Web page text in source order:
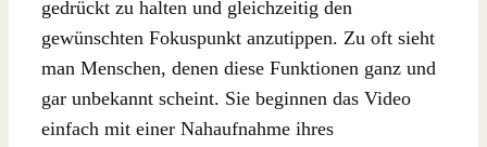
gedrückt zu halten und gleichzeitig den
gewünschten Fokuspunkt anzutippen. Zu oft sieht
man Menschen, denen diese Funktionen ganz und
gar unbekannt scheint. Sie beginnen das Video
einfach mit einer Nahaufnahme ihres